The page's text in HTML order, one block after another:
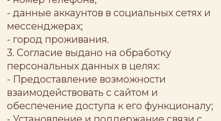
гражданско-правового договора;
- Оказание услуг или выполнение работ
по договорам с клиентами
(контрагентами).
4. Согласие выдано на обработку
персональных данных смешанным
неавтоматизированным) способом.
В процессе обработки персональных
данных Оператор вправе осуществлять:
сбор, запись, систематизацию,
накопление, хранение, уточнение
(обновление, изменение), извлечение,